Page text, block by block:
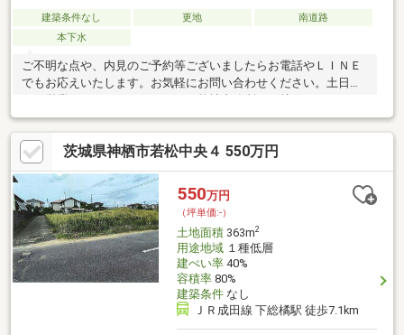
建築条件なし 更地
南道路
本下水
ご不明な点や、内見のご予約等ございましたらお電話やＬＩＮＥ
でもお応えいたします。お気軽にお問い合わせください。土日祝
茨城県神栖市若松中央４ 550万円
550万円
（坪単価:-）
土地面積363m2
用途地域１種低層
建ぺい率40%
容積率80%
建築条件なし
ＪＲ成田線 下総橘駅 徒歩7.1km